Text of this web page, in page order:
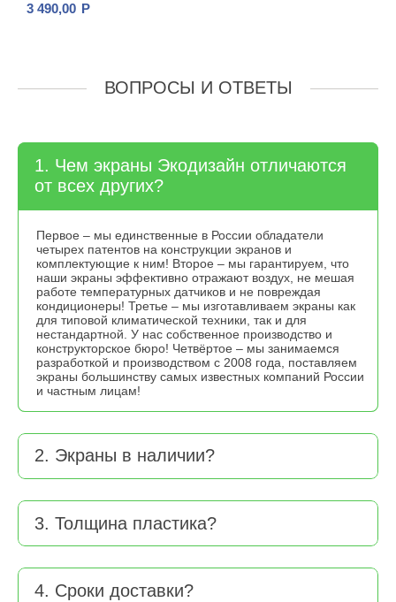
3 490,00 Р
ВОПРОСЫ И ОТВЕТЫ
1. Чем экраны Экодизайн отличаются
от всех других?
Первое – мы единственные в России обладатели
четырех патентов на конструкции экранов и
комплектующие к ним! Второе – мы гарантируем, что
наши экраны эффективно отражают воздух, не мешая
работе температурных датчиков и не повреждая
кондиционеры! Третье – мы изготавливаем экраны как
для типовой климатической техники, так и для
нестандартной. У нас собственное производство и
конструкторское бюро! Четвёртое – мы занимаемся
разработкой и производством с 2008 года, поставляем
экраны большинству самых известных компаний России
и частным лицам!
2. Экраны в наличии?
3. Толщина пластика?
4. Сроки доставки?